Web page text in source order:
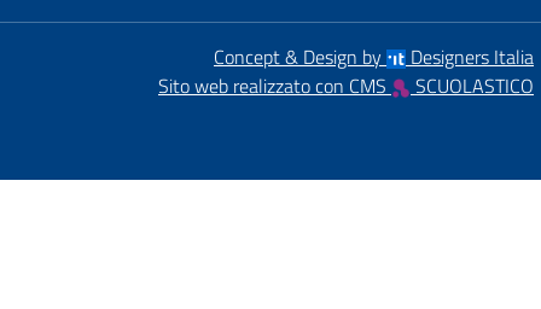
Concept & Design by
Designers Italia
Sito web realizzato con CMS
SCUOLASTICO